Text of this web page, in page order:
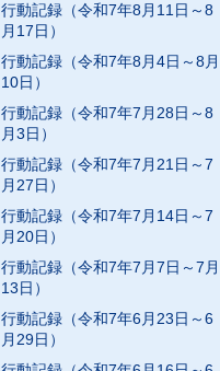
行動記録（令和7年8月11日～8
月17日）
行動記録（令和7年8月4日～8月
10日）
行動記録（令和7年7月28日～8
月3日）
行動記録（令和7年7月21日～7
月27日）
行動記録（令和7年7月14日～7
月20日）
行動記録（令和7年7月7日～7月
13日）
行動記録（令和7年6月23日～6
月29日）